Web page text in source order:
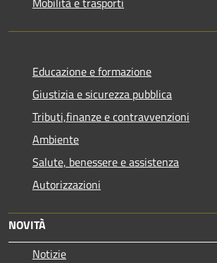
Educazione e formazione
Giustizia e sicurezza pubblica
Tributi,finanze e contravvenzioni
Ambiente
Salute, benessere e assistenza
Autorizzazioni
NOVITÀ
Notizie